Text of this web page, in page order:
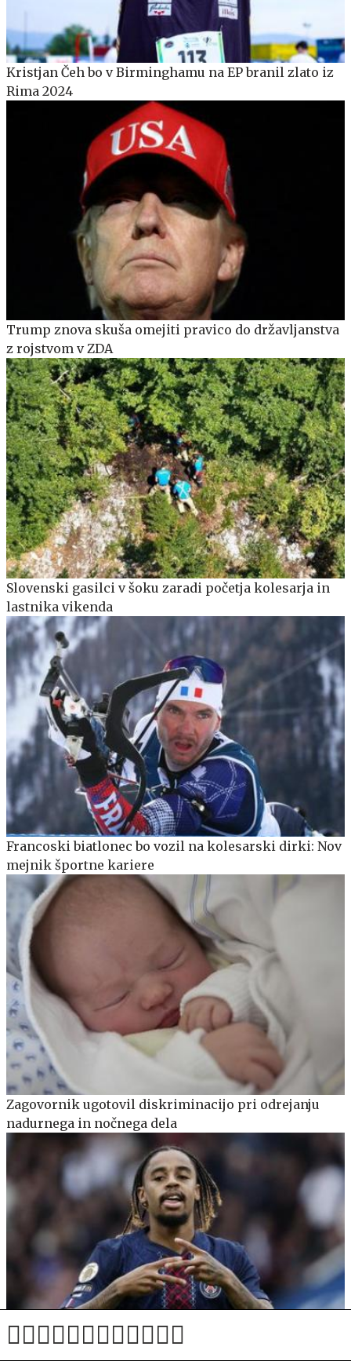
Kristjan Čeh bo v Birminghamu na EP branil zlato iz
Rima 2024
Trump znova skuša omejiti pravico do državljanstva
z rojstvom v ZDA
Slovenski gasilci v šoku zaradi početja kolesarja in
lastnika vikenda
Francoski biatlonec bo vozil na kolesarski dirki: Nov
mejnik športne kariere
Zagovornik ugotovil diskriminacijo pri odrejanju
nadurnega in nočnega dela